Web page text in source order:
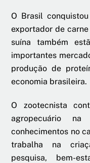
O Brasil
exportador de
suína também
importantes
produção de
economia brasileira.
O zootecnista
agropecuário
conhecimentos no
trabalha na
pesquisa, bem-